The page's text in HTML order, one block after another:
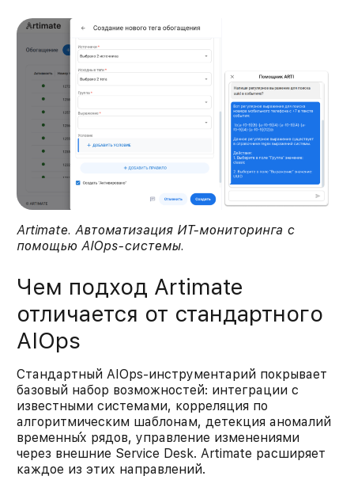
Artimate. Автоматизация ИТ-мониторинга с
помощью AIOps-системы.
Чем подход Artimate
отличается от стандартного
AIOps
Стандартный AIOps-инструментарий покрывает
базовый набор возможностей: интеграции с
известными системами, корреляция по
алгоритмическим шаблонам, детекция аномалий
временны́х рядов, управление изменениями
через внешние Service Desk. Artimate расширяет
каждое из этих направлений.